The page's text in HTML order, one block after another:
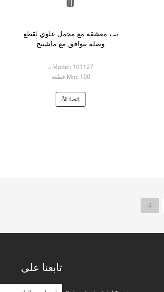
بت معشقة مع محمل علوي لقطع
وصلة تتوافق مع ماشينج
Model: 101127 د
Min: 100 قطعة
ﺎﺘﺼﻟ ﺍﻶﻧ
4
تابعنا على